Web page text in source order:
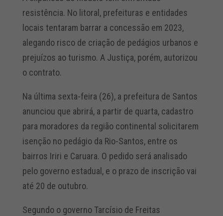
resistência. No litoral, prefeituras e entidades
locais tentaram barrar a concessão em 2023,
alegando risco de criação de pedágios urbanos e
prejuízos ao turismo. A Justiça, porém, autorizou
o contrato.
Na última sexta-feira (26), a prefeitura de Santos
anunciou que abrirá, a partir de quarta, cadastro
para moradores da região continental solicitarem
isenção no pedágio da Rio-Santos, entre os
bairros Iriri e Caruara. O pedido será analisado
pelo governo estadual, e o prazo de inscrição vai
até 20 de outubro.
Segundo o governo Tarcísio de Freitas